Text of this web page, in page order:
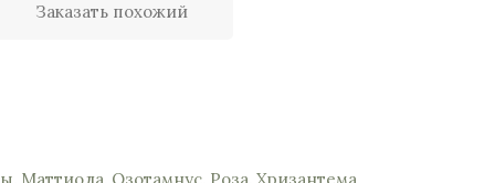
Заказать похожий